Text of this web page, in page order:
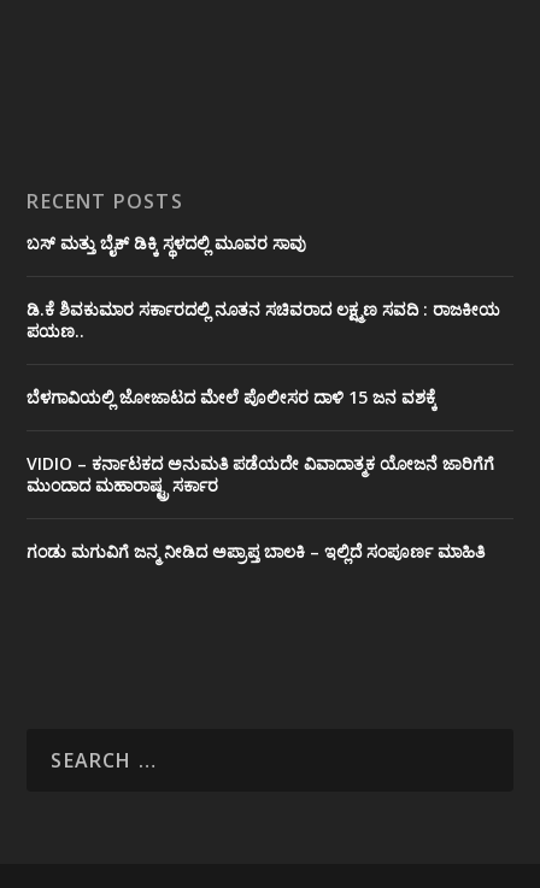
RECENT POSTS
ಬಸ್ ಮತ್ತು ಬೈಕ್ ಡಿಕ್ಕಿ ಸ್ಥಳದಲ್ಲಿ ಮೂವರ ಸಾವು
ಡಿ.ಕೆ ಶಿವಕುಮಾರ ಸರ್ಕಾರದಲ್ಲಿ ನೂತನ ಸಚಿವರಾದ ಲಕ್ಷ್ಮಣ ಸವದಿ : ರಾಜಕೀಯ
ಪಯಣ..
ಬೆಳಗಾವಿಯಲ್ಲಿ ಜೋಜಾಟದ ಮೇಲೆ ಪೊಲೀಸರ ದಾಳಿ 15 ಜನ ವಶಕ್ಕೆ
VIDIO – ಕರ್ನಾಟಕದ ಅನುಮತಿ ಪಡೆಯದೇ ವಿವಾದಾತ್ಮಕ ಯೋಜನೆ ಜಾರಿಗೆಗೆ
ಮುಂದಾದ ಮಹಾರಾಷ್ಟ್ರ ಸರ್ಕಾರ
ಗಂಡು ಮಗುವಿಗೆ ಜನ್ಮ ನೀಡಿದ ಅಪ್ರಾಪ್ತ ಬಾಲಕಿ – ಇಲ್ಲಿದೆ ಸಂಪೂರ್ಣ ಮಾಹಿತಿ